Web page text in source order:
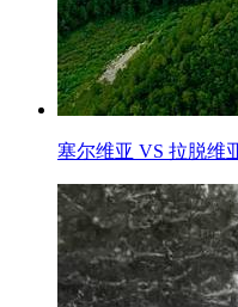
塞尔维亚 VS 拉脱维